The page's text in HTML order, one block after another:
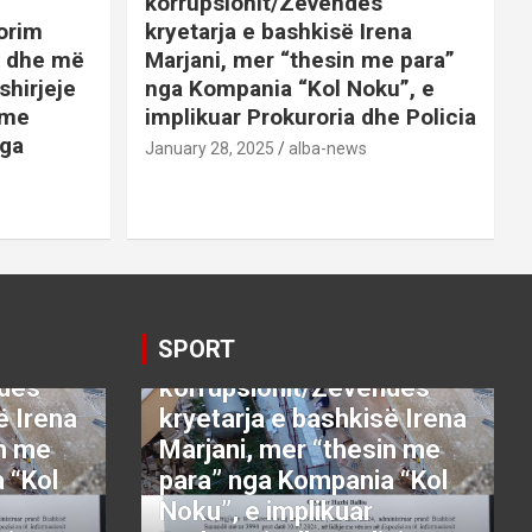
më
kryetarja e bashkisë Irena
Marjani, mer “thesin me para”
nga Kompania “Kol Noku”, e
implikuar Prokuroria dhe Policia
January 28, 2025 alba-news
Irena
me
“Kol
SPORT
thundrën e
korrupsionit/Zëvëndës
kryetarja e bashkisë Irena
Marjani, mer “thesin me
para” nga Kompania “Kol
Noku”, e implikuar